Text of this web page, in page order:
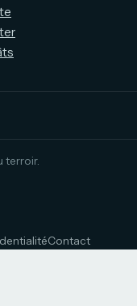
terroir.
Contact